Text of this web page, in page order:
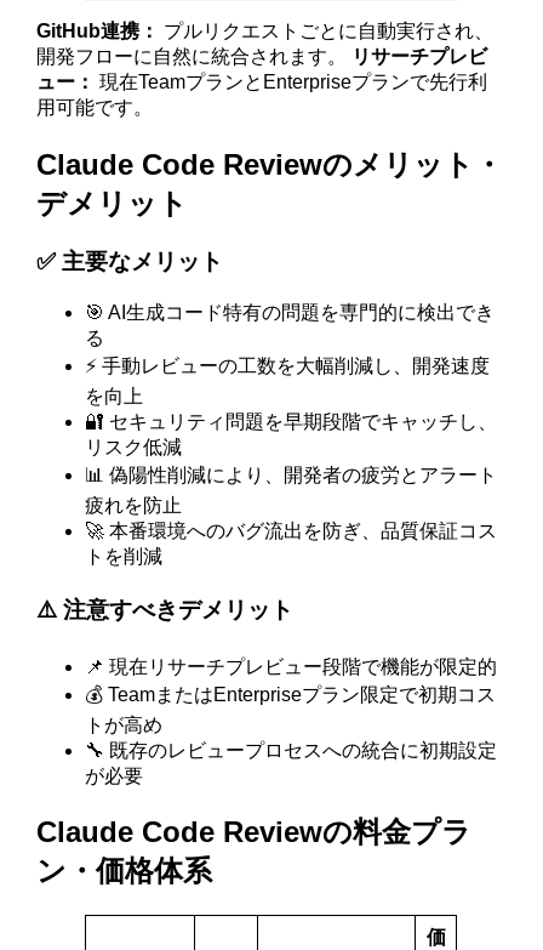
GitHub連携：
プルリクエストごとに自動実行され、
開発フローに自然に統合されます。
リサーチプレビ
ュー： 現在TeamプランとEnterpriseプランで先行利
用可能です。
Claude Code Reviewのメリット・
デメリット
✅ 主要なメリット
🎯 AI生成コード特有の問題を専門的に検出でき
る
⚡ 手動レビューの工数を大幅削減し、開発速度
を向上
🔐 セキュリティ問題を早期段階でキャッチし、
リスク低減
📊 偽陽性削減により、開発者の疲労とアラート
疲れを防止
🚀 本番環境へのバグ流出を防ぎ、品質保証コス
トを削減
⚠️ 注意すべきデメリット
📌 現在リサーチプレビュー段階で機能が限定的
💰 TeamまたはEnterpriseプラン限定で初期コス
トが高め
🔧 既存のレビュープロセスへの統合に初期設定
が必要
Claude Code Reviewの料金プラ
ン・価格体系
価